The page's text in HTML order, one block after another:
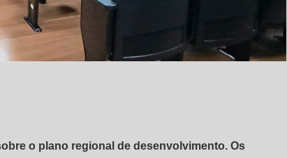
o plano regional de desenvolvimento. Os